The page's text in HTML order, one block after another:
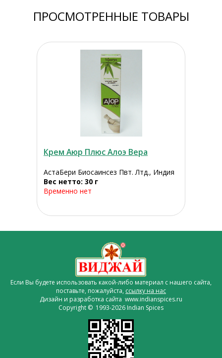
ПРОСМОТРЕННЫЕ ТОВАРЫ
Крем Аюр Плюс Алоэ Вера
АстаБери Биосаинсез Пвт. Лтд., Индия
Вес нетто: 30 г
Временно нет
Если Вы будете использовать какой-либо материал с нашего сайта,
поставьте, пожалуйста, ссылку на нас
Дизайн и разработка сайта www.indianspices.ru
Copyright © 1993-2026 Indian Spices